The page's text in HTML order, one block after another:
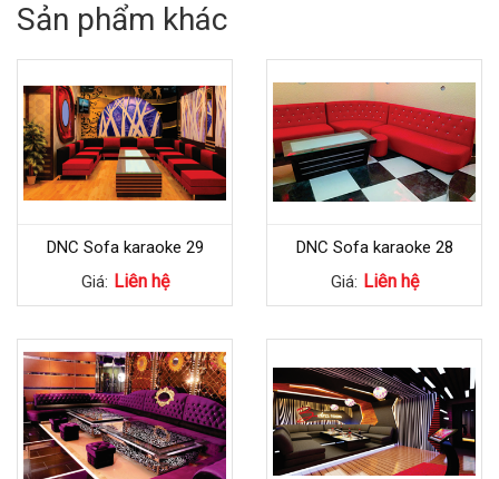
Sản phẩm khác
DNC Sofa karaoke 29
Giá: Liên hệ
DNC Sofa karaoke 28
Giá: Liên hệ